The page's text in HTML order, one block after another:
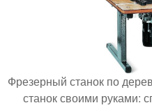
Фрезерный станок по
станок своими руками: